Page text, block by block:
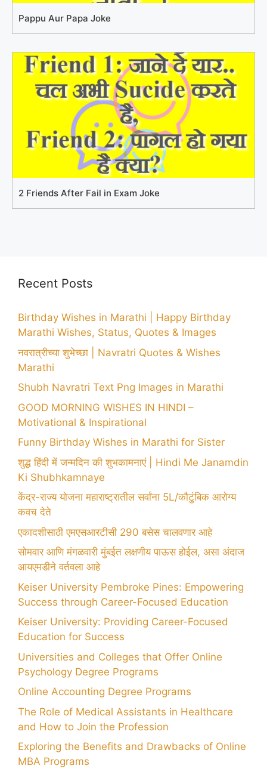
Pappu Aur Papa Joke
2 Friends After Fail in Exam Joke
Recent Posts
Birthday Wishes in Marathi | Happy Birthday
Marathi Wishes, Status, Quotes & Images
नवरात्रीच्या शुभेच्छा | Navratri Quotes & Wishes
Marathi
Shubh Navratri Text Png Images in Marathi
GOOD MORNING WISHES IN HINDI –
Motivational & Inspirational
Funny Birthday Wishes in Marathi for Sister
शुद्ध हिंदी में जन्मदिन की शुभकामनाएं | Hindi Me Janamdin
Ki Shubhkamnaye
केंद्र-राज्य योजना महाराष्ट्रातील सर्वांना 5L/कौटुंबिक आरोग्य
कवच देते
एकादशीसाठी एमएसआरटीसी 290 बसेस चालवणार आहे
सोमवार आणि मंगळवारी मुंबईत लक्षणीय पाऊस होईल, असा अंदाज
आयएमडीने वर्तवला आहे
Keiser University Pembroke Pines: Empowering
Success through Career-Focused Education
Keiser University: Providing Career-Focused
Education for Success
Universities and Colleges that Offer Online
Psychology Degree Programs
Online Accounting Degree Programs
The Role of Medical Assistants in Healthcare
and How to Join the Profession
Exploring the Benefits and Drawbacks of Online
MBA Programs